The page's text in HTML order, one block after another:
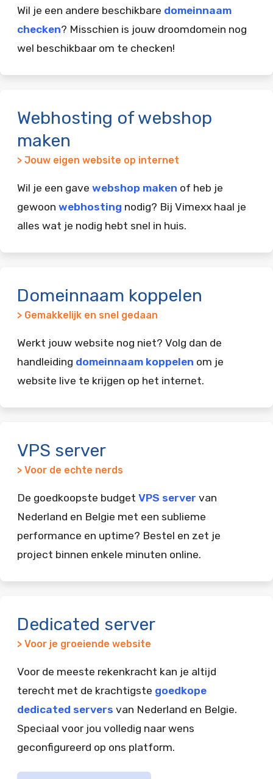
Wil je een andere beschikbare domeinnaam
checken? Misschien is jouw droomdomein nog
wel beschikbaar om te checken!
Webhosting of webshop
maken
> Jouw eigen website op internet
Wil je een gave webshop maken of heb je
gewoon webhosting nodig? Bij Vimexx haal je
alles wat je nodig hebt snel in huis.
Domeinnaam koppelen
> Gemakkelijk en snel gedaan
Werkt jouw website nog niet? Volg dan de
handleiding domeinnaam koppelen om je
website live te krijgen op het internet.
VPS server
> Voor de echte nerds
De goedkoopste budget VPS server van
Nederland en Belgie met een sublieme
performance en uptime? Bestel en zet je
project binnen enkele minuten online.
Dedicated server
> Voor je groeiende website
Voor de meeste rekenkracht kan je altijd
terecht met de krachtigste goedkope
dedicated servers van Nederland en Belgie.
Speciaal voor jou volledig naar wens
geconfigureerd op ons platform.